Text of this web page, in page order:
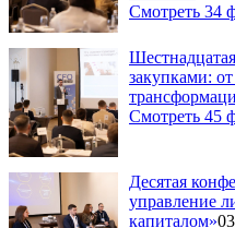
Смотреть 34
закупками:
Смотреть 45
Десятая
управление
капиталом»